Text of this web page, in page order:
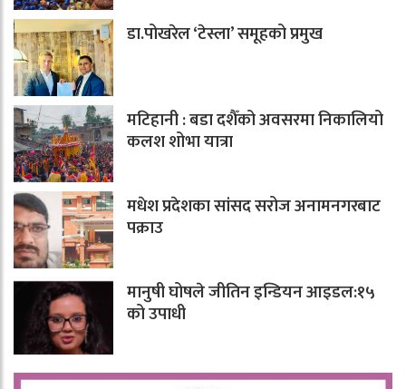
डा.पोखरेल ‘टेस्ला’ समूहको प्रमुख
मटिहानी : बडा दशैँको अवसरमा निकालियो
कलश शोभा यात्रा
मधेश प्रदेशका सांसद सरोज अनामनगरबाट
पक्राउ
मानुषी घोषले जीतिन इन्डियन आइडल:१५
को उपाधी